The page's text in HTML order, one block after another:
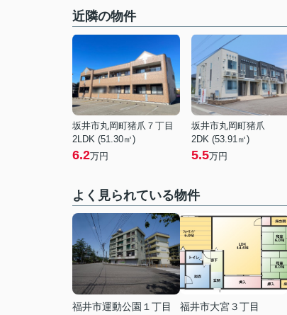
近隣の物件
坂井市丸岡町猪爪７丁目
2LDK (51.30㎡)
6.2万円
坂井市丸岡町猪爪
2DK (53.91㎡)
5.5万円
よく見られている物件
福井市運動公園１丁目
福井市大宮３丁目